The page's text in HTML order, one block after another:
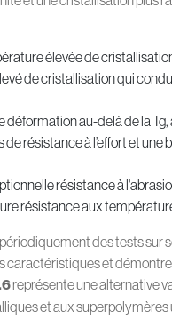
élevée de
de cristallisation qui
déformation au-delà de la
de résistance à l’effort et une
résistance à
résistance aux
des tests sur
caractéristiques et
représente une alternative
et aux superpolymères